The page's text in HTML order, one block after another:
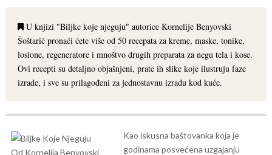
U knjizi "Biljke koje njeguju" autorice Kornelije Benyovski
Šoštarić pronaći ćete više od 50 recepata za kreme, maske, tonike,
losione, regeneratore i mnoštvo drugih preparata za negu tela i kose.
Ovi recepti su detaljno objašnjeni, prate ih slike koje ilustruju faze
izrade, i sve su prilagođeni za jednostavnu izradu kod kuće.
Kao iskusna baštovanka koja je
godinama posvećena uzgajanju